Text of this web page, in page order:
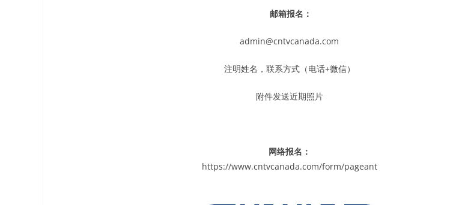
邮箱报名：
admin@cntvcanada.com
注明姓名，联系方式（电话+微信）
附件发送近期照片
网络报名：
https://www.cntvcanada.com/form/pageant